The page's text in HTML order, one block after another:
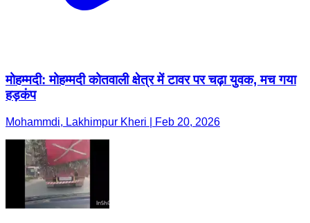
मोहम्मदी: मोहम्मदी कोतवाली क्षेत्र में टावर पर चढ़ा युवक, मच गया
हड़कंप
Mohammdi, Lakhimpur Kheri | Feb 20, 2026